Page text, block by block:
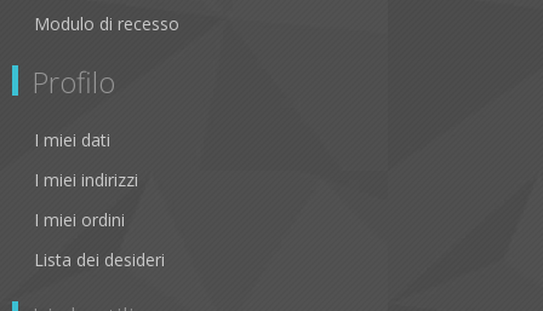
Modulo di recesso
Profilo
I miei dati
I miei indirizzi
I miei ordini
Lista dei desideri